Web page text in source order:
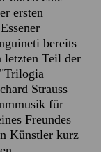
ersten
bereits
letzten Teil der
Strauss
für
Freundes
Künstler kurz